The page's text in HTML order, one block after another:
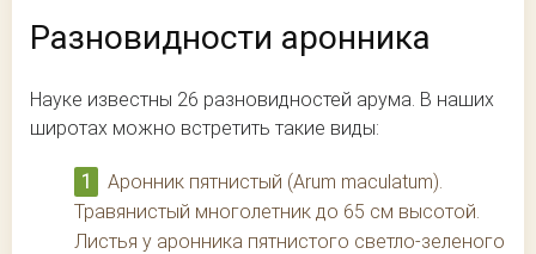
Разновидности аронника
Науке известны 26 разновидностей арума. В наших
широтах можно встретить такие виды:
Аронник пятнистый (Arum maculatum).
Травянистый многолетник до 65 см высотой.
Листья у аронника пятнистого светло-зеленого